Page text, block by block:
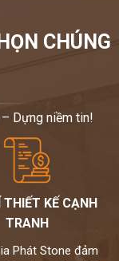
CHÚNG
Dựng niềm tin!
THIẾT KẾ CẠNH
TRANH
Phát Stone đảm